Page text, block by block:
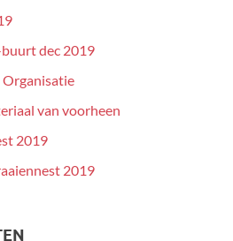
dec 2019
van voorheen
2019
2019